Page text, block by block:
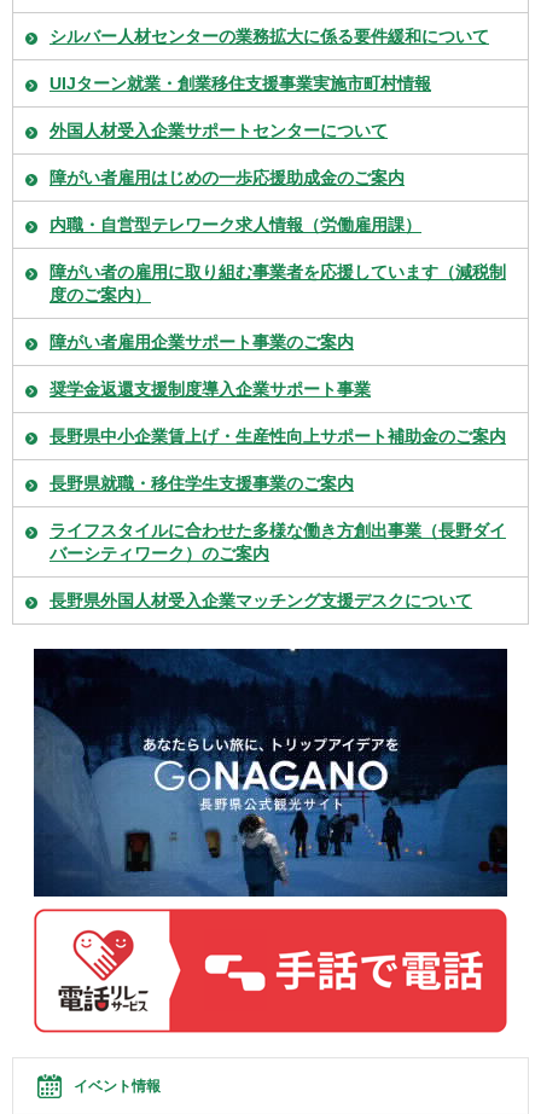
シルバー人材センターの業務拡大に係る要件緩和について
UIJターン就業・創業移住支援事業実施市町村情報
外国人材受入企業サポートセンターについて
障がい者雇用はじめの一歩応援助成金のご案内
内職・自営型テレワーク求人情報（労働雇用課）
障がい者の雇用に取り組む事業者を応援しています（減税制
度のご案内）
障がい者雇用企業サポート事業のご案内
奨学金返還支援制度導入企業サポート事業
長野県中小企業賃上げ・生産性向上サポート補助金のご案内
長野県就職・移住学生支援事業のご案内
ライフスタイルに合わせた多様な働き方創出事業（長野ダイ
バーシティワーク）のご案内
長野県外国人材受入企業マッチング支援デスクについて
イベント情報